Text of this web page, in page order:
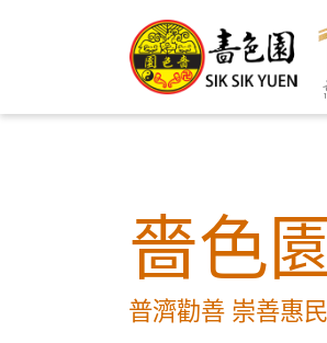
嗇色
普濟勸善 崇善惠民